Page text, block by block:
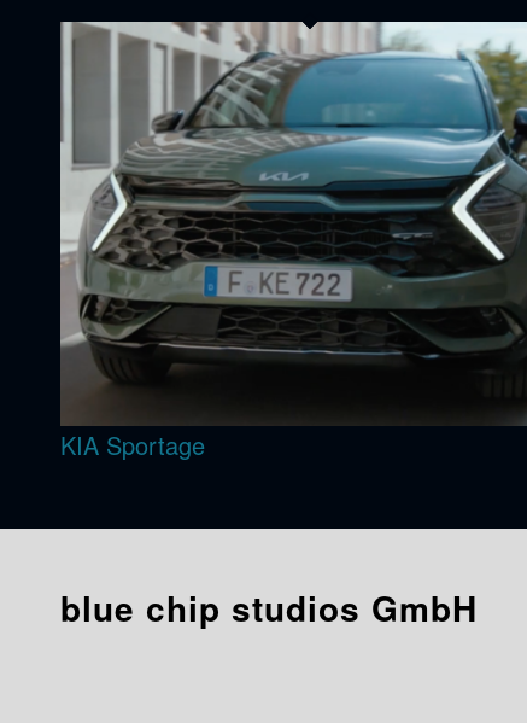
KIA Sportage
blue chip studios GmbH